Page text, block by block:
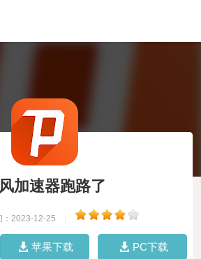
加速器跑路了
：2023-12-25
苹果下载 PC下载